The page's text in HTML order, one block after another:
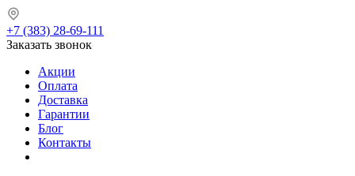
+7 (383) 28-69-111
Заказать звонок
Акции
Оплата
Доставка
Гарантии
Блог
Контакты